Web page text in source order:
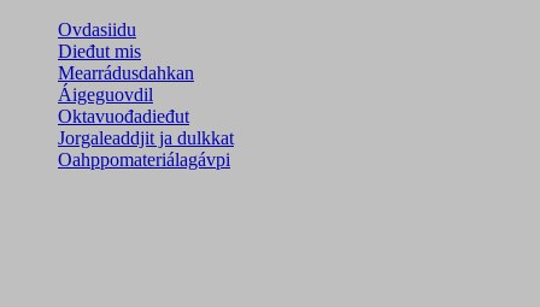
Ovdasiidu
Dieđut mis
Mearrádusdahkan
Áigeguovdil
Oktavuođadieđut
Jorgaleaddjit ja dulkkat
Oahppomateriálagávpi